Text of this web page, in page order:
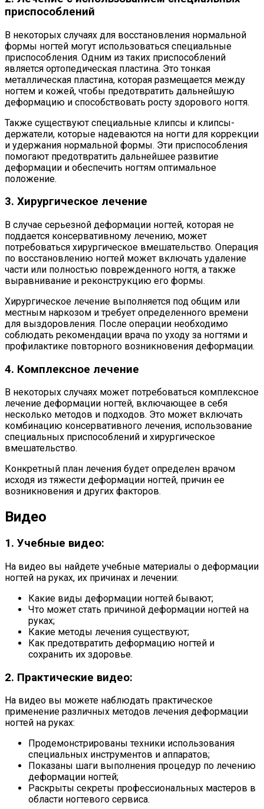
приспособлений
В некоторых случаях для восстановления нормальной
формы ногтей могут использоваться специальные
приспособления. Одним из таких приспособлений
является ортопедическая пластина. Это тонкая
металлическая пластина, которая размещается между
ногтем и кожей, чтобы предотвратить дальнейшую
деформацию и способствовать росту здорового ногтя.
Также существуют специальные клипсы и клипсы-
держатели, которые надеваются на ногти для коррекции
и удержания нормальной формы. Эти приспособления
помогают предотвратить дальнейшее развитие
деформации и обеспечить ногтям оптимальное
положение.
3. Хирургическое лечение
В случае серьезной деформации ногтей, которая не
поддается консервативному лечению, может
потребоваться хирургическое вмешательство. Операция
по восстановлению ногтей может включать удаление
части или полностью поврежденного ногтя, а также
выравнивание и реконструкцию его формы.
Хирургическое лечение выполняется под общим или
местным наркозом и требует определенного времени
для выздоровления. После операции необходимо
соблюдать рекомендации врача по уходу за ногтями и
профилактике повторного возникновения деформации.
4. Комплексное лечение
В некоторых случаях может потребоваться комплексное
лечение деформации ногтей, включающее в себя
несколько методов и подходов. Это может включать
комбинацию консервативного лечения, использование
специальных приспособлений и хирургическое
вмешательство.
Конкретный план лечения будет определен врачом
исходя из тяжести деформации ногтей, причин ее
возникновения и других факторов.
Видео
1. Учебные видео:
На видео вы найдете учебные материалы о деформации
ногтей на руках, их причинах и лечении:
Какие виды деформации ногтей бывают;
Что может стать причиной деформации ногтей на
руках;
Какие методы лечения существуют;
Как предотвратить деформацию ногтей и
сохранить их здоровье.
2. Практические видео:
На видео вы можете наблюдать практическое
применение различных методов лечения деформации
ногтей на руках:
Продемонстрированы техники использования
специальных инструментов и аппаратов;
Показаны шаги выполнения процедур по лечению
деформации ногтей;
Раскрыты секреты профессиональных мастеров в
области ногтевого сервиса.